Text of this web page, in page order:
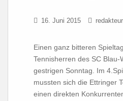
16. Juni 2015
Einen ganz bitteren
Tennisherren des SC Blau-
gestrigen Sonntag. Im
mussten sich die Ettringer
einen direkten